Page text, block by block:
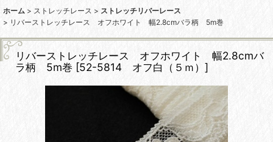
ホーム > ストレッチレース > ストレッチリバーレース
> リバーストレッチレース オフホワイト 幅2.8cmバラ柄 5m巻
リバーストレッチレース オフホワイト 幅2.8cmバ
ラ柄 5m巻 [52-5814 オフ白（５ｍ） ]